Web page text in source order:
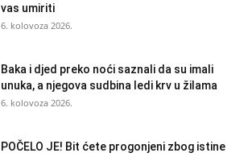
vas umiriti
6. kolovoza 2026.
Baka i djed preko noći saznali da su imali
unuka, a njegova sudbina ledi krv u žilama
6. kolovoza 2026.
POČELO JE! Bit ćete progonjeni zbog istine